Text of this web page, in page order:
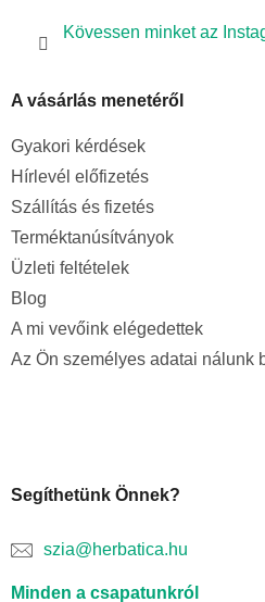
Kövessen minket az
A vásárlás menetéről
Gyakori kérdések
Hírlevél előfizetés
Szállítás és fizetés
Terméktanúsítványok
Üzleti feltételek
Blog
A mi vevőink elégedettek
Az Ön személyes adatai nálunk
Segíthetünk Önnek?
szia@herbatica.hu
Minden a csapatunkról